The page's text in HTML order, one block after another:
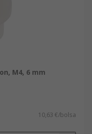
M4, 6 mm
10,63 €/bolsa